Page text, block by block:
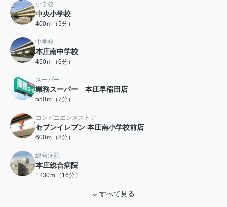
小学校
中央小学校
400ｍ（5分）
中学校
本庄南中学校
450ｍ（6分）
スーパー
業務スーパー 本庄早稲田店
550ｍ（7分）
コンビニエンスストア
セブンイレブン 本庄南小学校前店
600ｍ（8分）
総合病院
本庄総合病院
1230ｍ（16分）
すべて見る